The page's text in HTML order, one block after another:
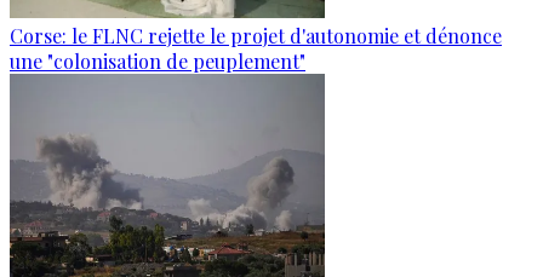
Corse: le FLNC rejette le projet d'autonomie et dénonce
une "colonisation de peuplement"